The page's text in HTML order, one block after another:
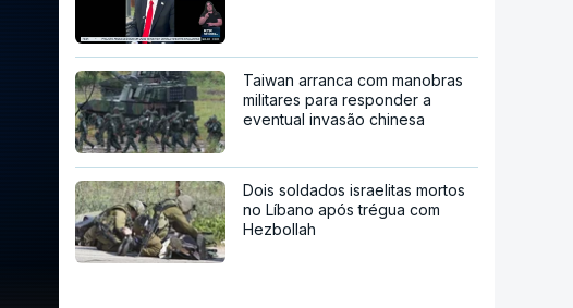
Taiwan arranca com manobras
militares para responder a
eventual invasão chinesa
Dois soldados israelitas mortos
no Líbano após trégua com
Hezbollah